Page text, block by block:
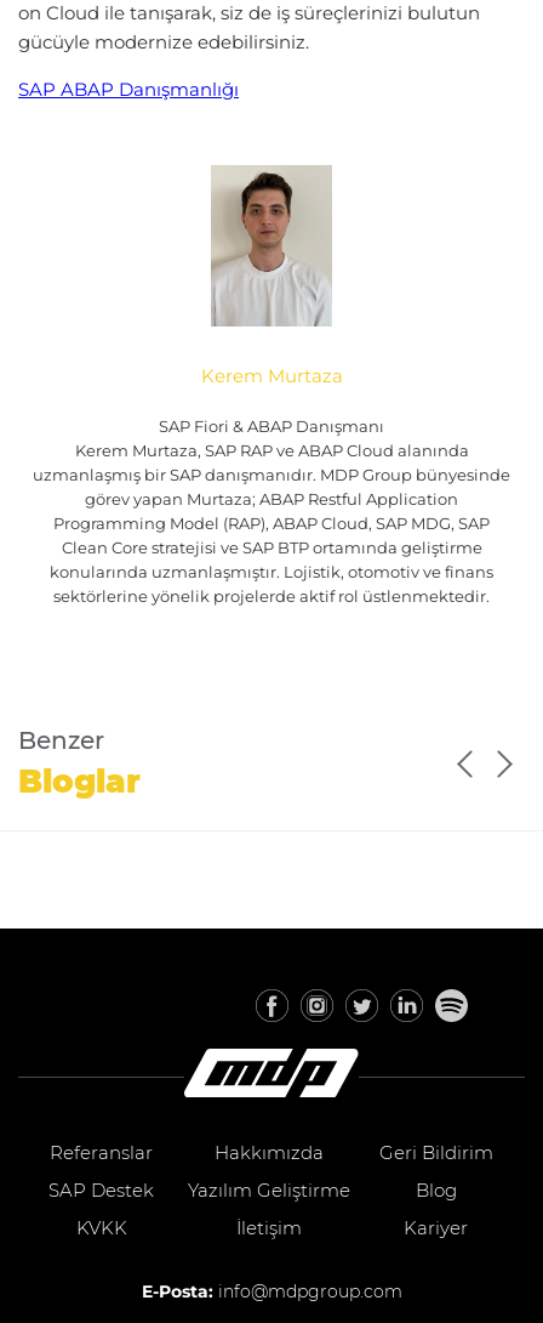
on Cloud ile tanışarak, siz de iş süreçlerinizi bulutun
gücüyle modernize edebilirsiniz.
SAP ABAP Danışmanlığı
Kerem Murtaza
SAP Fiori & ABAP Danışmanı
Kerem Murtaza, SAP RAP ve ABAP Cloud alanında
uzmanlaşmış bir SAP danışmanıdır. MDP Group bünyesinde
görev yapan Murtaza; ABAP Restful Application
Programming Model (RAP), ABAP Cloud, SAP MDG, SAP
Clean Core stratejisi ve SAP BTP ortamında geliştirme
konularında uzmanlaşmıştır. Lojistik, otomotiv ve finans
sektörlerine yönelik projelerde aktif rol üstlenmektedir.
Benzer
Bloglar
Referanslar Hakkımızda
Geri Bildirim
SAP Destek
Yazılım Geliştirme
Blog
KVKK
İletişim Kariyer
E-Posta: info@mdpgroup.com